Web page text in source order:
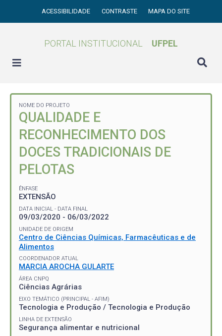
ACESSIBILIDADE CONTRASTE MAPA DO SITE
PORTAL INSTITUCIONAL UFPEL
NOME DO PROJETO
QUALIDADE E
RECONHECIMENTO DOS
DOCES TRADICIONAIS DE
PELOTAS
ÊNFASE
EXTENSÃO
DATA INICIAL - DATA FINAL
09/03/2020 - 06/03/2022
UNIDADE DE ORIGEM
Centro de Ciências Químicas, Farmacêuticas e de
Alimentos
COORDENADOR ATUAL
MARCIA AROCHA GULARTE
ÁREA CNPQ
Ciências Agrárias
EIXO TEMÁTICO (PRINCIPAL - AFIM)
Tecnologia e Produção / Tecnologia e Produção
LINHA DE EXTENSÃO
Segurança alimentar e nutricional